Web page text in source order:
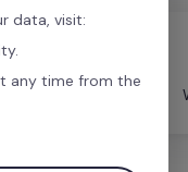
Sucesso
data, visit:
any time from the